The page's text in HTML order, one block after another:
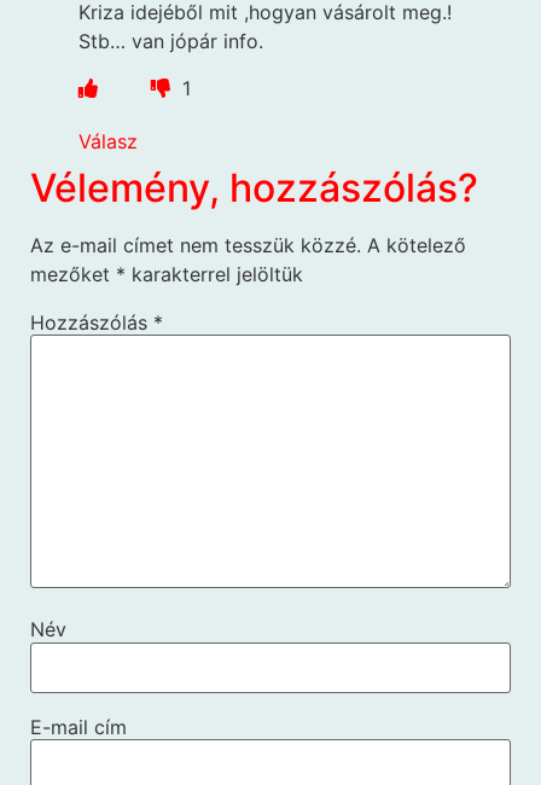
Kriza idejéből mit ,hogyan vásárolt meg.!
Stb… van jópár info.
1
Válasz
Vélemény, hozzászólás?
Az e-mail címet nem tesszük közzé. A kötelező
mezőket * karakterrel jelöltük
Hozzászólás *
Név
E-mail cím